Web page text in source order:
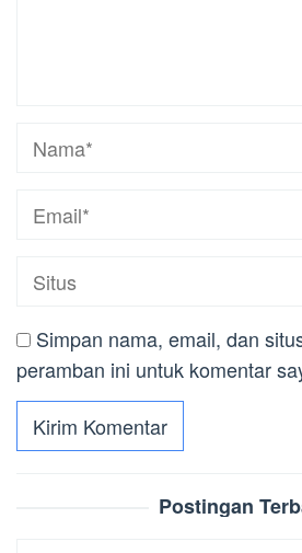
Simpan nama, email, dan
peramban ini untuk komentar
Postingan